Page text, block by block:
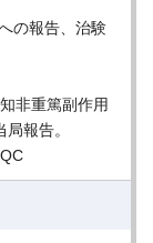
の報告、治験
非重篤副作用
報告。